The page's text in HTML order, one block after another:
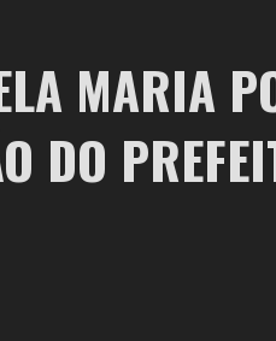
MARIA
DO